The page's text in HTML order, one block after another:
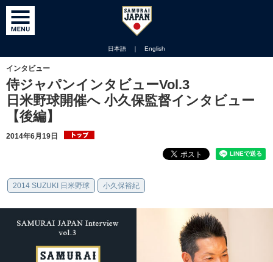
日本語 ｜ English
インタビュー
侍ジャパンインタビューVol.3
日米野球開催へ 小久保監督インタビュー
【後編】
2014年6月19日
2014 SUZUKI 日米野球 小久保裕紀